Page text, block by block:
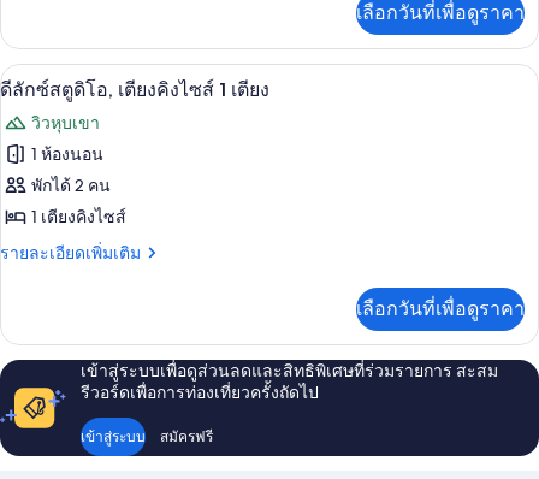
(Curringa
Cottage)
(Curringa
Cottage)
ห้อง
นอน,
ปลอด
บุหรี่,
ห้อง
ครัว
the
เกี่ยว
กับ
ห้อง
สแตนดาร์ด
สวี
ท,
ห้อง
นอน,
บุหรี่,
the
Back)
เลือกวันที่เพื่อดูราคา
เปิด
ภาพถ่าย
ทั้งหมด
ของ
ดี
ลัก
สตู
ดิโอ,
เตียง
คิง
ไซส์
ดีลักซ์สตูดิโอ, เตียงคิงไซส์ 1 เตียง | เ
5
ดีลักซ์สตูดิโอ, เตียงคิงไซส์ 1 เตียง
วิวหุบเขา
1 ห้องนอน
พักได้ 2 คน
1 เตียงคิงไซส์
รายละเอียดเพิ่มเติม
ราย
เกี่ยว
กับ
ดี
ลัก
ซ์
สตู
เลือกวันที่เพื่อดูราคา
เข้าสู่ระบบเพื่อดูส่วนลดและสิทธิพิเศษที่ร่วมรายการ สะสม
รีวอร์ดเพื่อการท่องเที่ยวครั้งถัดไป
เข้าสู่ระบบ สมัครฟรี